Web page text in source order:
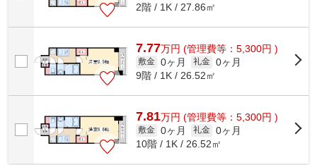
2階 / 1K / 27.86㎡
7.77万円 (管理費等：5,300円 )
敷金 0ヶ月 礼金 0ヶ月
9階 / 1K / 26.52㎡
7.81万円 (管理費等：5,300円 )
敷金 0ヶ月 礼金 0ヶ月
10階 / 1K / 26.52㎡